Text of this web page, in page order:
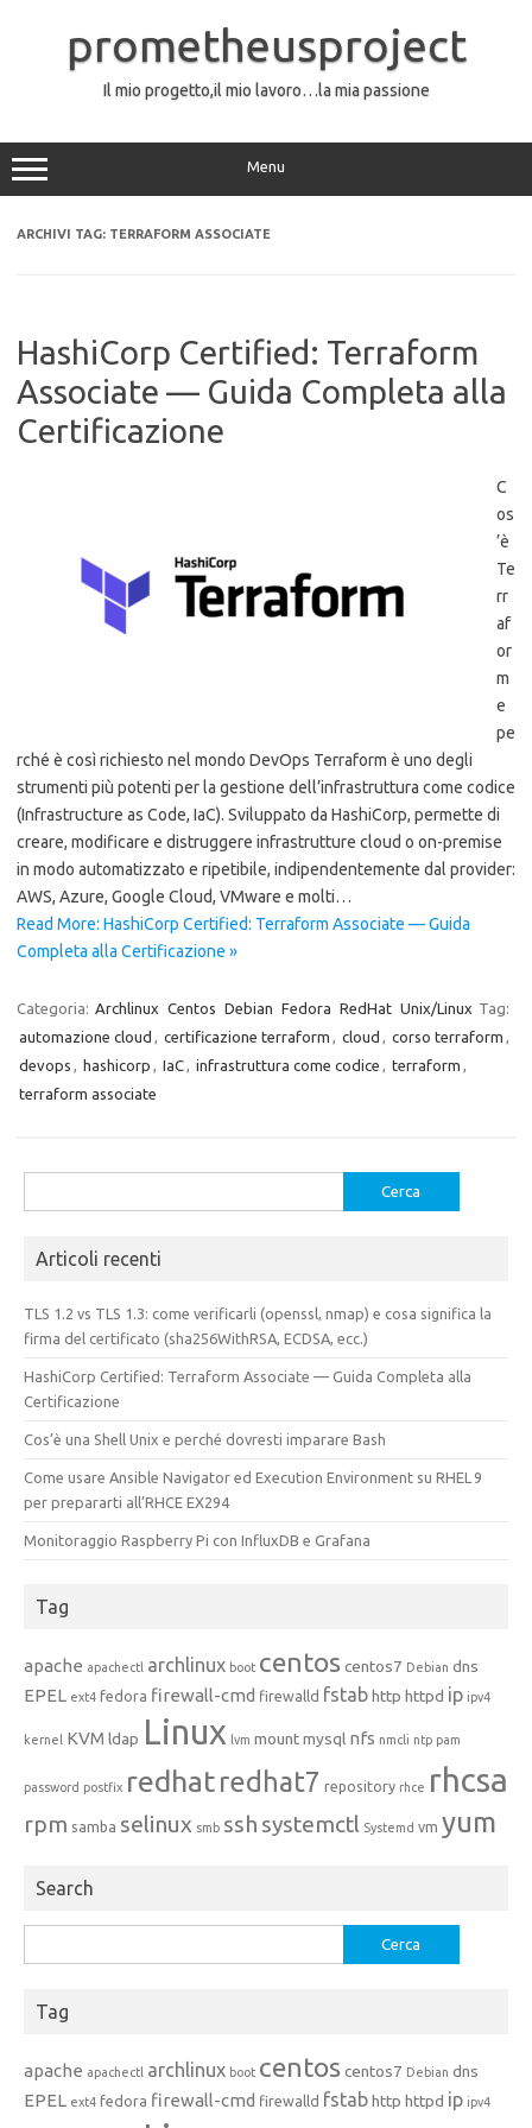
contenutoprometheusproject
Il mio progetto,il mio lavoro…la mia passione
Menu
ARCHIVI TAG: TERRAFORM ASSOCIATE
HashiCorp Certified: Terraform
Associate — Guida Completa alla
Certificazione
C
os
’è
Te
rr
af
or
m
e
pe
rché è così richiesto nel mondo DevOps Terraform è uno degli
strumenti più potenti per la gestione dell’infrastruttura come codice
(Infrastructure as Code, IaC). Sviluppato da HashiCorp, permette di
creare, modificare e distruggere infrastrutture cloud o on-premise
in modo automatizzato e ripetibile, indipendentemente dal provider:
AWS, Azure, Google Cloud, VMware e molti…
Read More: HashiCorp Certified: Terraform Associate — Guida
Completa alla Certificazione »
Categoria: Archlinux Centos Debian Fedora RedHat Unix/Linux Tag:
automazione cloud , certificazione terraform , cloud , corso terraform ,
devops , hashicorp , IaC, infrastruttura come codice , terraform ,
terraform associate
per:
Articoli recenti
TLS 1.2 vs TLS 1.3: come verificarli (openssl, nmap) e cosa significa la
firma del certificato (sha256WithRSA, ECDSA, ecc.)
HashiCorp Certified: Terraform Associate — Guida Completa alla
Certificazione
Cos’è una Shell Unix e perché dovresti imparare Bash
Come usare Ansible Navigator ed Execution Environment su RHEL 9
per prepararti all’RHCE EX294
Monitoraggio Raspberry Pi con InfluxDB e Grafana
Tag
apache apachectl archlinux boot centoscentos7 Debian dns
EPEL ext4 fedora firewall-cmd firewalld fstabhttp httpd ip ipv4
kernel KVM ldap Linux lvm mountmysql nfs nmcli ntp pam
password postfix redhatredhat7 repository rhce rhcsa
rpm samba selinux smb ssh systemctl Systemd vm yum
Search
per:
Tag
apache apachectl archlinux boot centoscentos7 Debian dns
EPEL ext4 fedora firewall-cmd firewalld fstabhttp httpd ip ipv4